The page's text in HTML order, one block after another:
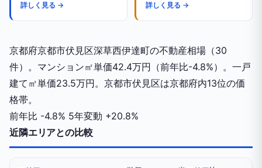
詳しく見る →
詳しく見る →
京都府京都市伏見区深草西伊達町の不動産相場（30
件）。マンション㎡単価42.4万円（前年比-4.8%）。一戸
建て㎡単価23.5万円。京都市伏見区は京都府内13位の価
格帯。
前年比 -4.8% 5年変動 +20.8%
近隣エリアとの比較